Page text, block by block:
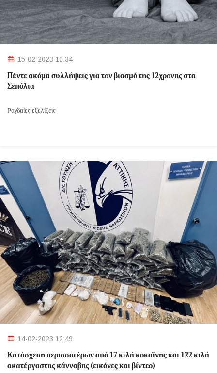
15-02-2023 10:34
Πέντε ακόμα συλλήψεις για τον βιασμό της 12χρονης στα
Σεπόλια
Ραγδαίες εξελίξεις
14-02-2023 12:49
Κατάσχεση περισσοτέρων από 17 κιλά κοκαΐνης και 122 κιλά
ακατέργαστης κάνναβης (εικόνες και βίντεο)